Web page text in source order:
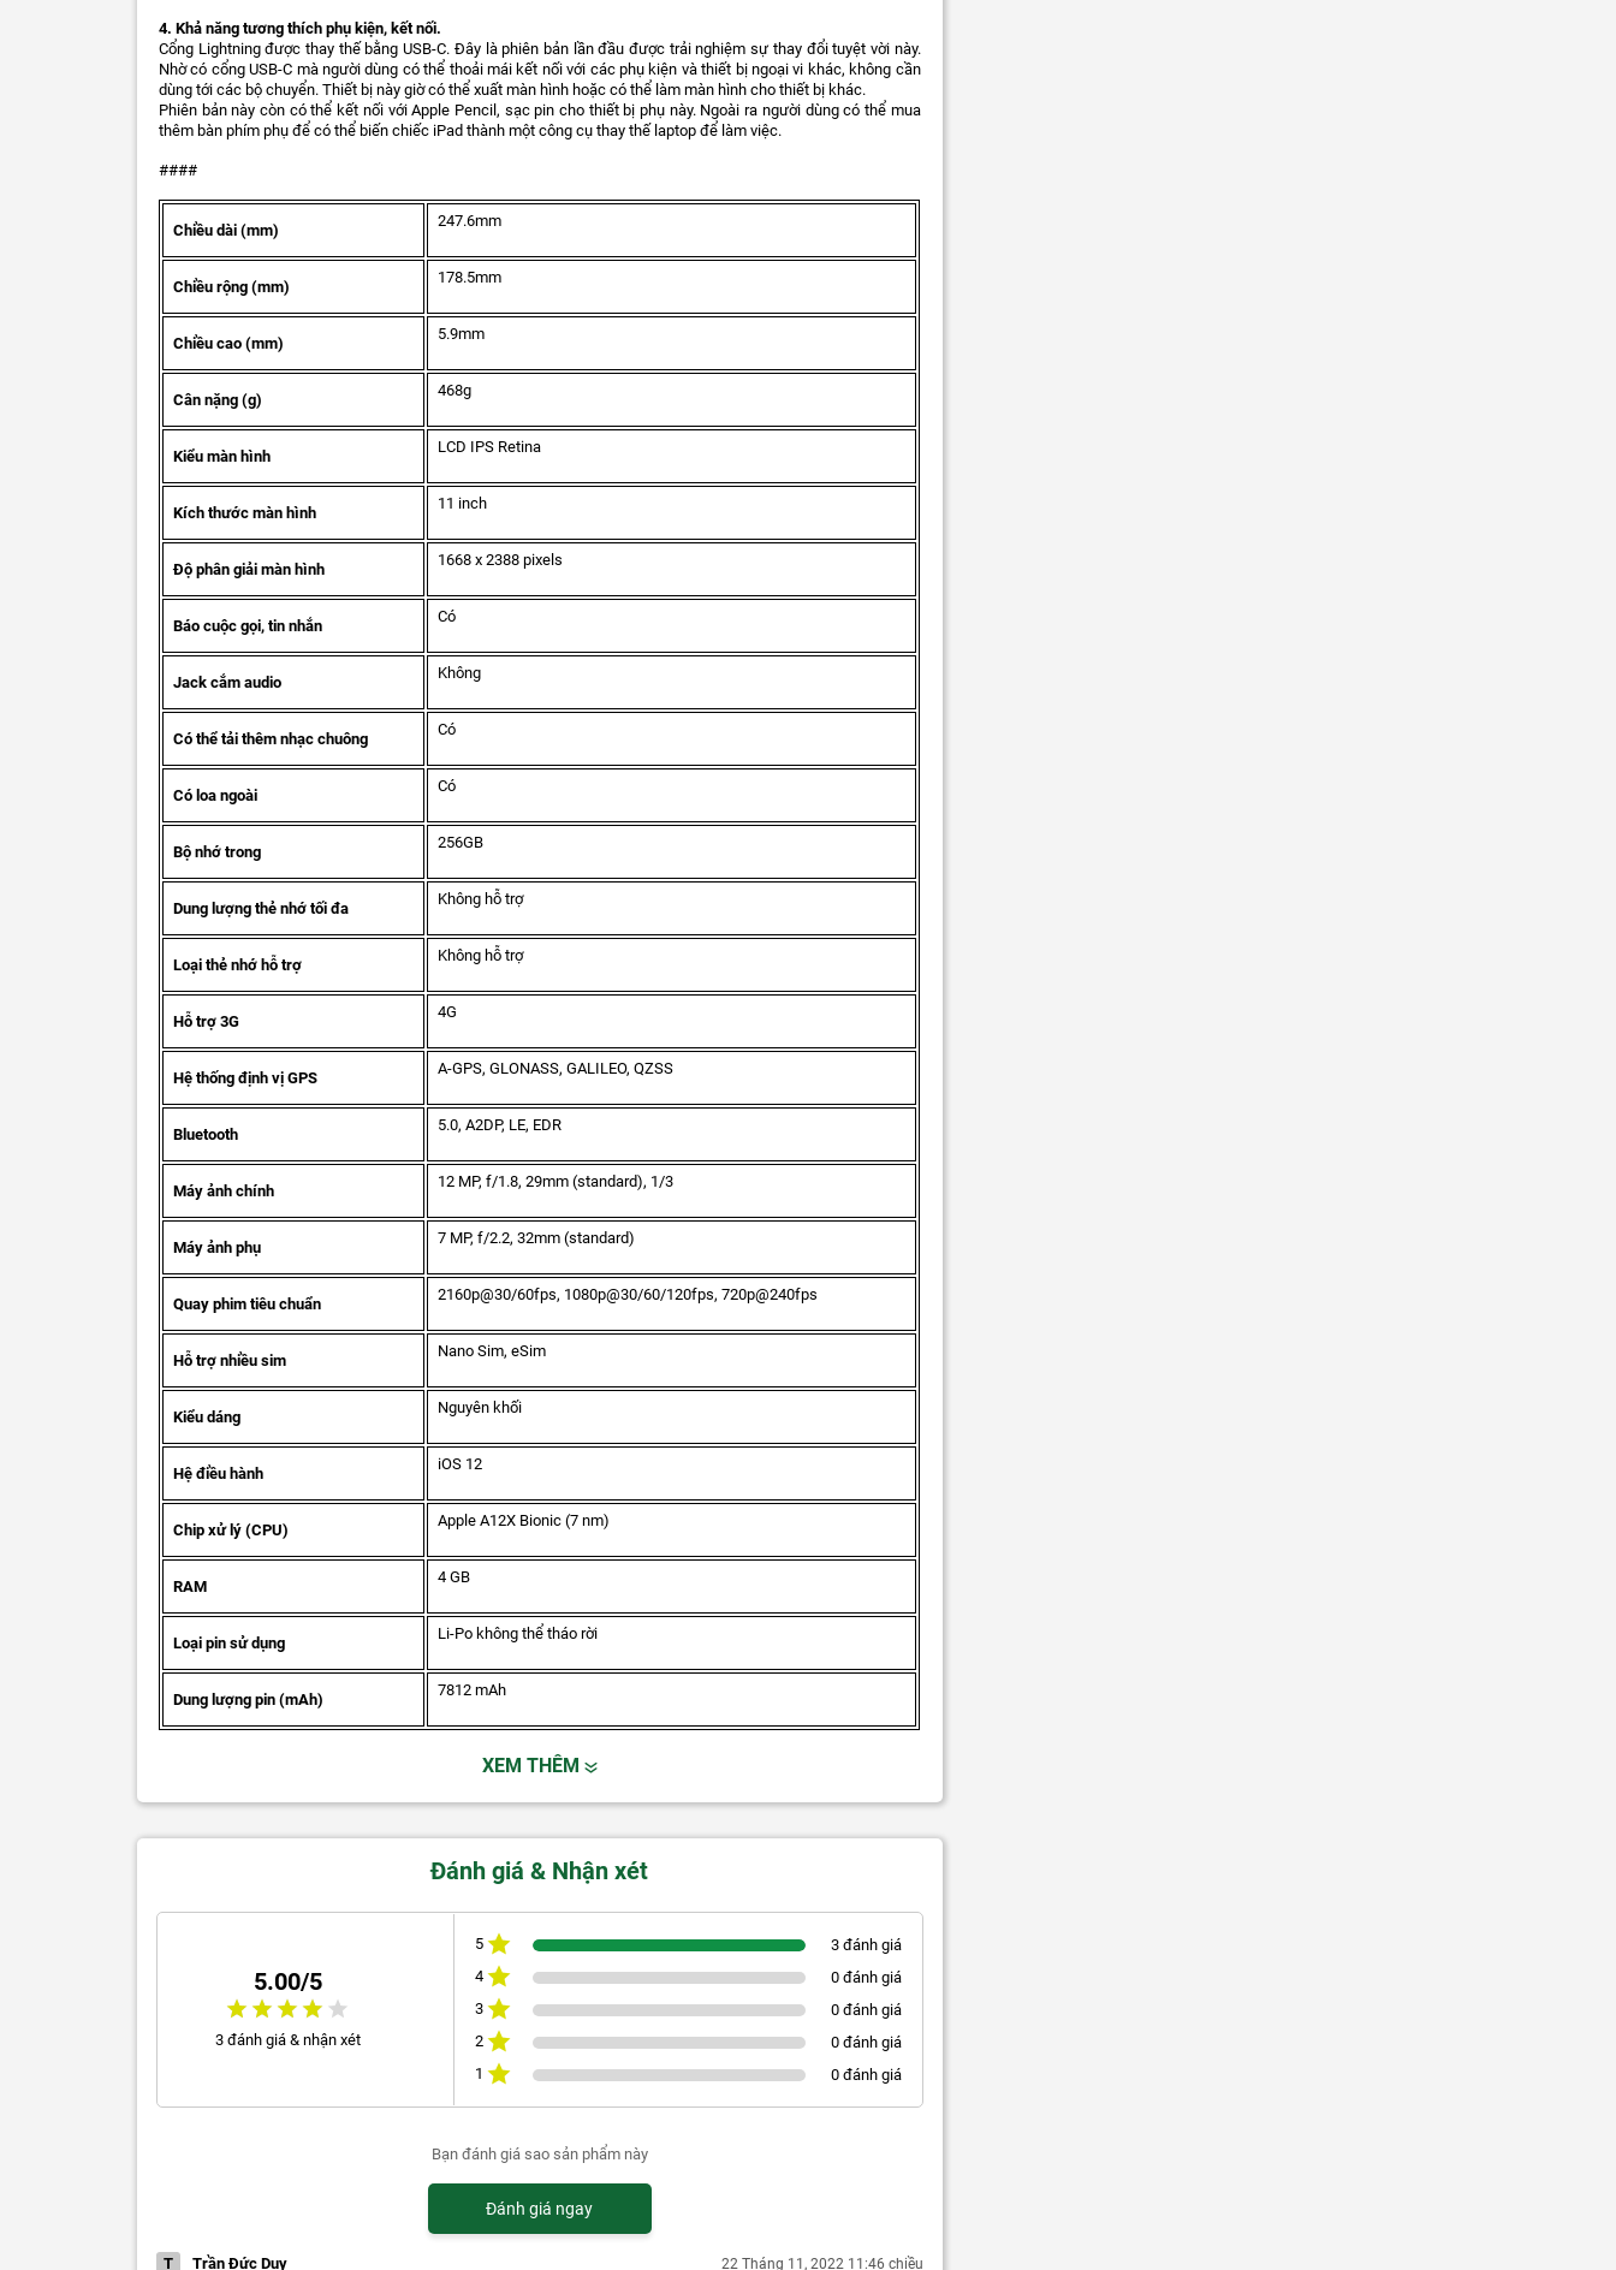
4. Khả năng tương thích phụ kiện, kết nối.
Cổng Lightning được thay thế bằng USB-C. Đây là phiên bản lần đầu được trải nghiệm sự thay đổi tuyệt vời này.
Nhờ có cổng USB-C mà người dùng có thể thoải mái kết nối với các phụ kiện và thiết bị ngoại vi khác, không cần
dùng tới các bộ chuyển. Thiết bị này giờ có thể xuất màn hình hoặc có thể làm màn hình cho thiết bị khác.
Phiên bản này còn có thể kết nối với Apple Pencil, sạc pin cho thiết bị phụ này. Ngoài ra người dùng có thể mua
thêm bàn phím phụ để có thể biến chiếc iPad thành một công cụ thay thế laptop để làm việc.
####
Chiều dài (mm)
247.6mm
Chiều rộng (mm)
178.5mm
Chiều cao (mm)
5.9mm
Cân nặng (g)
468g
Kiểu màn hình
LCD IPS Retina
Kích thước màn hình
11 inch
Độ phân giải màn hình
1668 x 2388 pixels
Báo cuộc gọi, tin nhắn
Có
Jack cắm audio
Không
Có thể tải thêm nhạc chuông
Có
Có loa ngoài
Có
Bộ nhớ trong
256GB
Dung lượng thẻ nhớ tối đa
Không hỗ trợ
Loại thẻ nhớ hỗ trợ
Không hỗ trợ
Hỗ trợ 3G
4G
Hệ thống định vị GPS
A-GPS, GLONASS, GALILEO, QZSS
Bluetooth
5.0, A2DP, LE, EDR
Máy ảnh chính
12 MP, f/1.8, 29mm (standard), 1/3
Máy ảnh phụ
7 MP, f/2.2, 32mm (standard)
Quay phim tiêu chuẩn
2160p@30/60fps, 1080p@30/60/120fps, 720p@240fps
Hỗ trợ nhiều sim
Nano Sim, eSim
Kiểu dáng
Nguyên khối
Hệ điều hành
iOS 12
Chip xử lý (CPU)
Apple A12X Bionic (7 nm)
RAM
4 GB
Loại pin sử dụng
Li-Po không thể tháo rời
Dung lượng pin (mAh)
7812 mAh
XEM THÊM
Đánh giá & Nhận xét
5.00/5
3 đánh giá & nhận xét
5
3 đánh giá
4
0 đánh giá
3
0 đánh giá
2
0 đánh giá
1
0 đánh giá
Bạn đánh giá sao sản phẩm này
Đánh giá ngay
T Trần Đức Duy 22 Tháng 11, 2022 11:46 chiều